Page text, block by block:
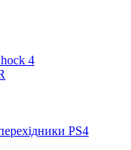
4
PS4